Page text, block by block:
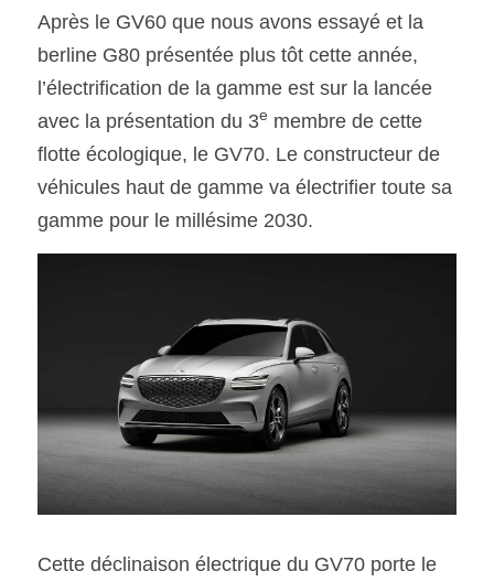
Rechercher
SOUMISSION RAPIDE
ASSURANCE
Après le GV60 que nous avons essayé et la
berline G80 présentée plus tôt cette année,
l’électrification de la gamme est sur la lancée
avec la présentation du 3e membre de cette
flotte écologique, le GV70. Le constructeur de
véhicules haut de gamme va électrifier toute sa
gamme pour le millésime 2030.
Cette déclinaison électrique du GV70 porte le